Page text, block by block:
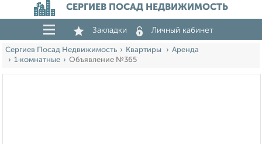
СЕРГИЕВ ПОСАД НЕДВИЖИМОСТЬ
Закладки Личный кабинет
Сергиев Посад Недвижимость Квартиры
Аренда
1‑комнатные
Объявление №365